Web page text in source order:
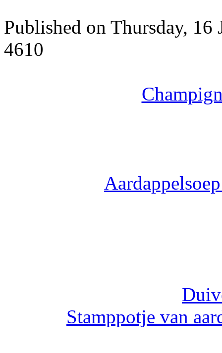
Published on Thursday,
4610
Stamppotje van